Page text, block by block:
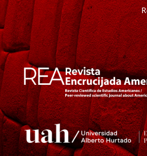
Navegación
principal
Contenido
principal
Barra
lateral